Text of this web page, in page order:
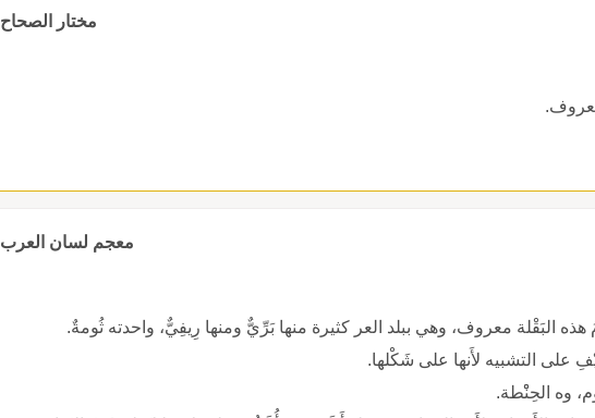
مختار الصحاح
معجم لسان العرب
هذه البَقْلة معروف، وهي ببلد العر كثيرة منها بَرِّيٌّ ومنها رِيفِيٌّ، واحدته ثُومةٌ.
على التشبيه لأَنها على شَكْلها.
وه الحِنْْطة.